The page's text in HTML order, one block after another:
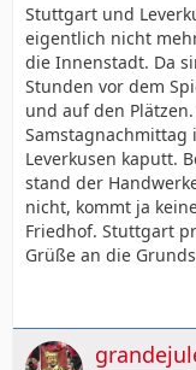
Stuttgart und
eigentlich nicht
die Innenstadt. Da
Stunden vor dem
und auf den
Samstagnachmittag
Leverkusen kaputt.
stand der
nicht, kommt ja
Friedhof. Stuttgart
Grüße an die